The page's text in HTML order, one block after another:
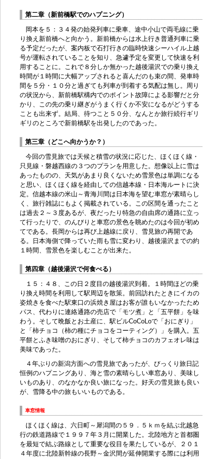
第二章（新前橋駅でのハプニング）
岡本を５：３４発の始発列車に乗車、途中小山で両毛線に乗
り換え新前橋へと向かう。新前橋からは水上行き普通列車に乗
る予定だったが、案内板で石打行きの臨時快速シーハイル上越
号が運転されていることを知り、急遽予定を変更して快速を利
用することに。これで８分しか無かった越後湯沢での乗り換え
時間が１時間に大幅アップされると喜んだのも束の間、発車時
間を５分・１０分と過ぎても列車が到着する気配は無し。周り
の状況から、新前橋駅構内でのポイント故障による影響だと分
かり、この先の乗り継ぎがうまく行くか不安になるがどうする
ことも出来ず。結局、待つこと５０分、なんとか旅行続行ギリ
ギリのところで新前橋駅を出発したのであった。
第三章（どこへ向かうか？）
今回の雪見旅では天候と積雪の状況に応じた、ほくほく線・
只見線・磐越西線の３つのプランを用意した。想像以上に雪は
あったものの、天気があまり良くないため雪景色は単調になる
と思い、ほくほく線を経由しての信越本線・日本海ルートに決
定。信越本線の米山～青海川間は日本海を望む車窓が素晴らし
く、旅行雑誌にもよく掲載されている。この区間を通ったこと
は過去２～３度あるが、夜だったり特急の自由席の通路に立っ
て行ったりで、のんびりと車窓の景色を眺めたのは今回が初め
てである。長岡からは再び上越線に戻り、雪見旅の再開であ
る。日本海側で降っていた雨も雪に変わり、越後湯沢までの約
１時間、雪景色を楽しむことが出来た。
第四章（越後湯沢で何食べる）
１５：４８、この日２度目の越後湯沢到着。１時間ほどの乗
り換え時間を利用して駅周辺を散策。前回訪れたときにイカの
姿焼きを食べた駅東口の浜焼き屋はお客が誰もいなかったため
パス、代わりに連絡通路の売店で「モツ煮」と「五平餅」を味
わう。そして晩飯とお土産に、駅ビルCoCoLoで「おにぎり」
と「柿チョコ（柿の種にチョコをコーティング）」を購入。五
平餅とふき味噌のおにぎり、そして柿チョコのカフェオレ味は
美味であった。
４年ぶりの新潟方面への雪見旅であったが、びっくり旅日記
恒例のハプニングあり、海と雪の素晴らしい車窓あり、美味し
いものあり、のなかなか良い旅になった。好天の雪見旅も良い
が、雪降る中の旅もいいものである。
車窓情報
ほくほく線は、六日町～犀潟間の５９．５ｋｍを結ぶ北越急
行の鉄道路線で１９９７年３月に開業した。北陸地方と首都圏
を最短で結ぶ路線として重要な役目を果たしているが、２０１
４年度に北陸新幹線の長野～金沢間が延伸開業する際には利用